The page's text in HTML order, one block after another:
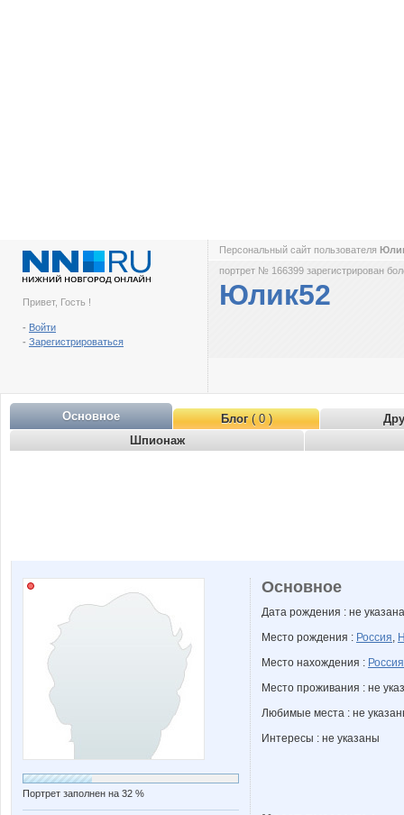
Привет, Гость !
- Войти
- Зарегистрироваться
Персональный сайт пользователя
портрет № 166399 зарегистрирован
Юлик52
Основное Блог( 0 )
Шпионаж
Портрет заполнен на 32 %
Основное
Дата рождения : не указана
Место рождения : Россия,
Место нахождения : Россия
Место проживания : не
Любимые места : не
Интересы : не указаны